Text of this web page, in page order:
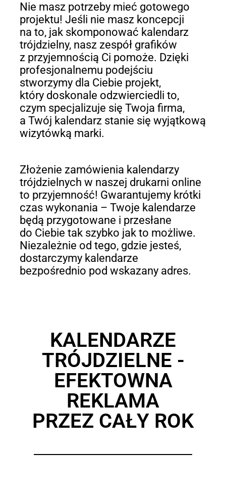
Nie masz potrzeby mieć gotowego
projektu! Jeśli nie masz koncepcji
na to, jak skomponować kalendarz
trójdzielny, nasz zespół grafików
z przyjemnością Ci pomoże. Dzięki
profesjonalnemu podejściu
stworzymy dla Ciebie projekt,
który doskonale odzwierciedli to,
czym specjalizuje się Twoja firma,
a Twój kalendarz stanie się wyjątkową
wizytówką marki.
Złożenie zamówienia kalendarzy
trójdzielnych w naszej drukarni online
to przyjemność! Gwarantujemy krótki
czas wykonania – Twoje kalendarze
będą przygotowane i przesłane
do Ciebie tak szybko jak to możliwe.
Niezależnie od tego, gdzie jesteś,
dostarczymy kalendarze
bezpośrednio pod wskazany adres.
KALENDARZE
TRÓJDZIELNE -
EFEKTOWNA
REKLAMA
PRZEZ CAŁY ROK